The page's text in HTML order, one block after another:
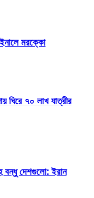
মরক্কো
ঘিরে ৭০ লাখ যাত্রীর
বন্ধু দেশগুলো: ইরান